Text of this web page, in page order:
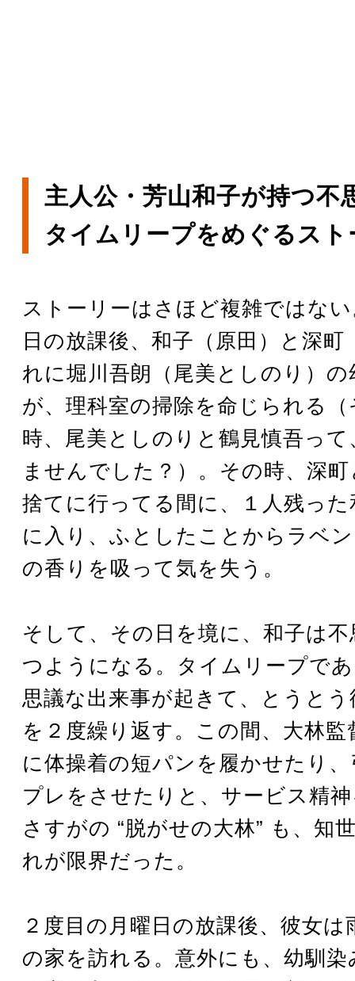
主人公・芳山和子が持つ不
タイムリープをめぐるスト
ストーリーはさほど複雑ではな
日の放課後、和子（原田）と深町
れに堀川吾朗（尾美としのり）の
が、理科室の掃除を命じられる
時、尾美としのりと鶴見慎吾っ
ませんでした？）。その時、深
捨てに行ってる間に、１人残っ
に入り、ふとしたことからラベ
の香りを吸って気を失う。
そして、その日を境に、和子は
つようになる。タイムリープで
思議な出来事が起きて、とうと
を２度繰り返す。この間、大林監
に体操着の短パンを履かせたり
プレをさせたりと、サービス精
さすがの “脱がせの大林” も、知
れが限界だった。
２度目の月曜日の放課後、彼女は
の家を訪れる。意外にも、幼馴